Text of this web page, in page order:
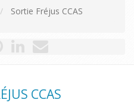
Sortie Fréjus CCAS
CCAS